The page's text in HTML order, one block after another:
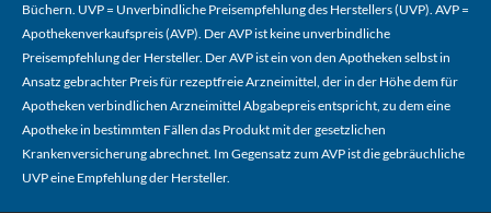
Büchern. UVP = Unverbindliche Preisempfehlung des Herstellers (UVP). AVP =
Apothekenverkaufspreis (AVP). Der AVP ist keine unverbindliche
Preisempfehlung der Hersteller. Der AVP ist ein von den Apotheken selbst in
Ansatz gebrachter Preis für rezeptfreie Arzneimittel, der in der Höhe dem für
Apotheken verbindlichen Arzneimittel Abgabepreis entspricht, zu dem eine
Apotheke in bestimmten Fällen das Produkt mit der gesetzlichen
Krankenversicherung abrechnet. Im Gegensatz zum AVP ist die gebräuchliche
UVP eine Empfehlung der Hersteller.